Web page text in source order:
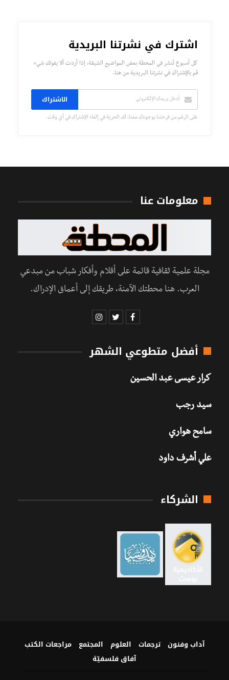
اشترك في نشرتنا البريدية
كل أسبوع تُنشر في المحطة بعض المواضيع الشيقة، إذا أردت ألا يفوتك شيء
قم بالإشتراك في نشرتنا البريدية من هنا.
الاشتراك
على الرغم من فرحتنا بوجودك معنا، لك الحرية في إلغاء الإشتراك في أي وقت.
معلومات عنا
مجلة علمية ثقافية قائمة على أقلام وأفكار شباب من مبدعي
العرب. هنا محطتك الآمنة، طريقك إلى أعماق الإدراك.
أفضل متطوعي الشهر
كرار عيسى عبد الحسين
سيد رجب
سامح هواري
علي أشرف داود
الشركاء
آداب وفنون ترجمات العلوم المجتمع
مراجعات الكتب
آفاق فلسفيّة‎